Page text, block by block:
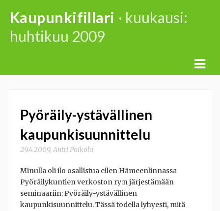
content
Kaupunkifillari · kuukausi:
huhtikuu 2009
Pyöräily-ystävällinen
kaupunkisuunnittelu
29.4.2009,Antti Poikola
Minulla oli ilo osallistua eilen Hämeenlinnassa
Pyöräilykuntien verkoston ry:n järjestämään
seminaariin: Pyöräily-ystävällinen
kaupunkisuunnittelu. Tässä todella lyhyesti, mitä